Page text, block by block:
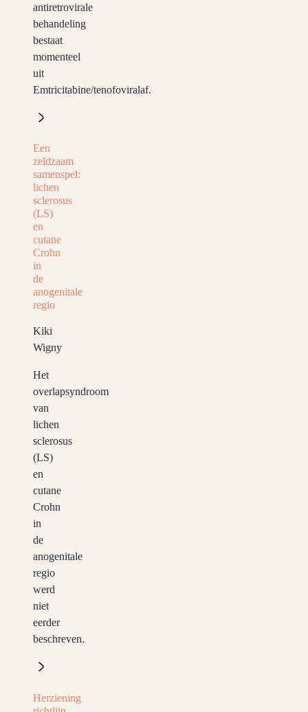
antiretrovirale
behandeling
bestaat
momenteel
uit
Emtricitabine/tenofoviralaf.
Een
zeldzaam
samenspel:
lichen
sclerosus
(LS)
en
cutane
Crohn
in
de
anogenitale
regio
Kiki
Wigny
Het
overlapsyndroom
van
lichen
sclerosus
(LS)
en
cutane
Crohn
in
de
anogenitale
regio
werd
niet
eerder
beschreven.
Herziening